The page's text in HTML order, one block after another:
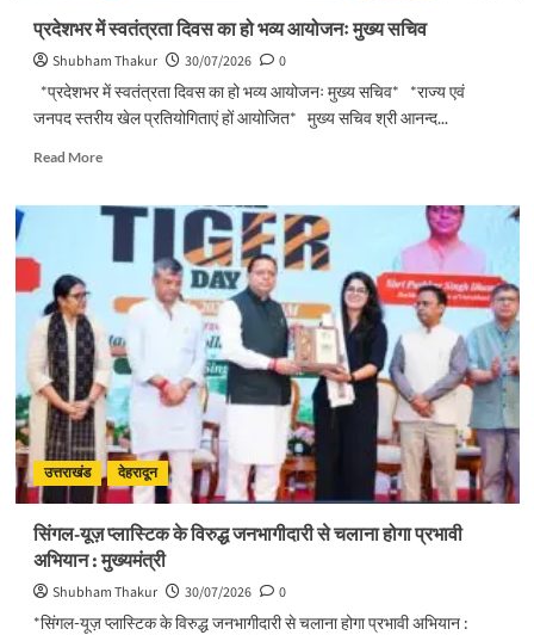
प्रदेशभर में स्वतंत्रता दिवस का हो भव्य आयोजनः मुख्य सचिव
Shubham Thakur 30/07/2026
0
*प्रदेशभर में स्वतंत्रता दिवस का हो भव्य आयोजनः मुख्य सचिव* *राज्य एवं
जनपद स्तरीय खेल प्रतियोगिताएं हों आयोजित* मुख्य सचिव श्री आनन्द...
Read MoreRead
प्रदेशभर
स्वतंत्रता
का
हो
भव्य
आयोजनः
मुख्य
सचिव
उत्तराखंड देहरादून
सिंगल-यूज़ प्लास्टिक के विरुद्ध जनभागीदारी से चलाना होगा प्रभावी
अभियान : मुख्यमंत्री
Shubham Thakur 30/07/2026
0
*सिंगल-यूज़ प्लास्टिक के विरुद्ध जनभागीदारी से चलाना होगा प्रभावी अभियान :